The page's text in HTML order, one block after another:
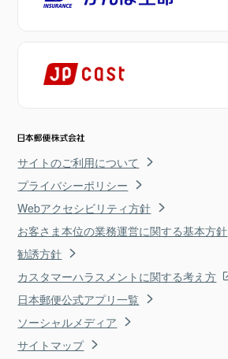
サイトのご利用について
プライバシーポリシー
Webアクセシビリティ方針
お客さま本位の業務運営に関する基本方針
勧誘方針
カスタマーハラスメントに関する考え方
日本郵便公式アプリ一覧
ソーシャルメディア
サイトマップ